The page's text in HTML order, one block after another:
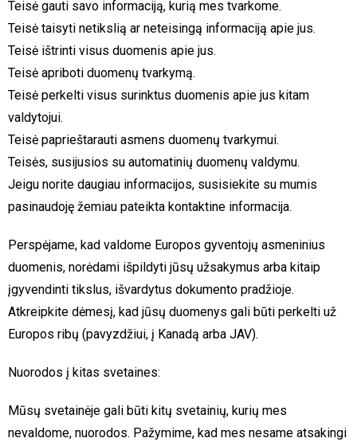
Teisė gauti savo informaciją, kurią mes tvarkome.
Teisė taisyti netikslią ar neteisingą informaciją apie jus.
Teisė ištrinti visus duomenis apie jus.
Teisė apriboti duomenų tvarkymą.
Teisė perkelti visus surinktus duomenis apie jus kitam
valdytojui.
Teisė paprieštarauti asmens duomenų tvarkymui.
Teisės, susijusios su automatinių duomenų valdymu.
Jeigu norite daugiau informacijos, susisiekite su mumis
pasinaudoję žemiau pateikta kontaktine informacija.
Perspėjame, kad valdome Europos gyventojų asmeninius
duomenis, norėdami išpildyti jūsų užsakymus arba kitaip
įgyvendinti tikslus, išvardytus dokumento pradžioje.
Atkreipkite dėmesį, kad jūsų duomenys gali būti perkelti už
Europos ribų (pavyzdžiui, į Kanadą arba JAV).
Nuorodos į kitas svetaines:
Mūsų svetainėje gali būti kitų svetainių, kurių mes
nevaldome, nuorodos. Pažymime, kad mes nesame atsakingi